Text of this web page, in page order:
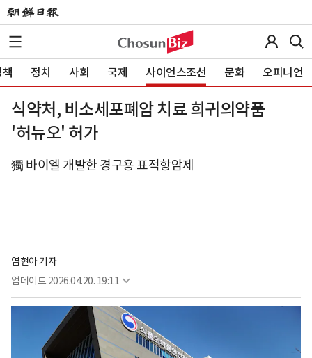
정치 사회 국제 사이언스조선 문화 오피니언
식약처, 비소세포폐암 치료 희귀의약품
'허뉴오' 허가
獨 바이엘 개발한 경구용 표적항암제
염현아 기자
업데이트 2026.04.20. 19:11